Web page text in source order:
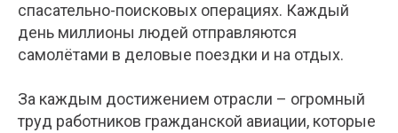
спасательно-поисковых операциях. Каждый
день миллионы людей отправляются
самолётами в деловые поездки и на отдых.
За каждым достижением отрасли – огромный
труд работников гражданской авиации, которые